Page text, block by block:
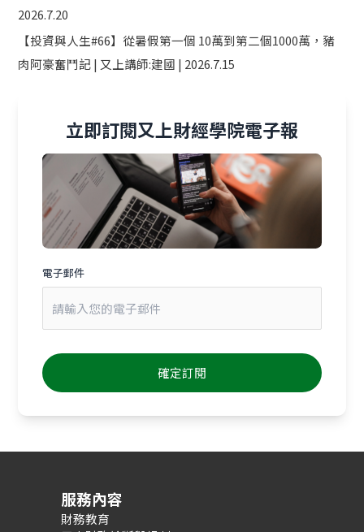
2026.7.20
【投資與人生#66】從暑假第一個 10萬到第二個1000萬，豬
肉阿豪奮鬥記 | 又上講師:建國 | 2026.7.15
立即訂閱又上財經學院電子報
電子郵件
服務內容
財務教育